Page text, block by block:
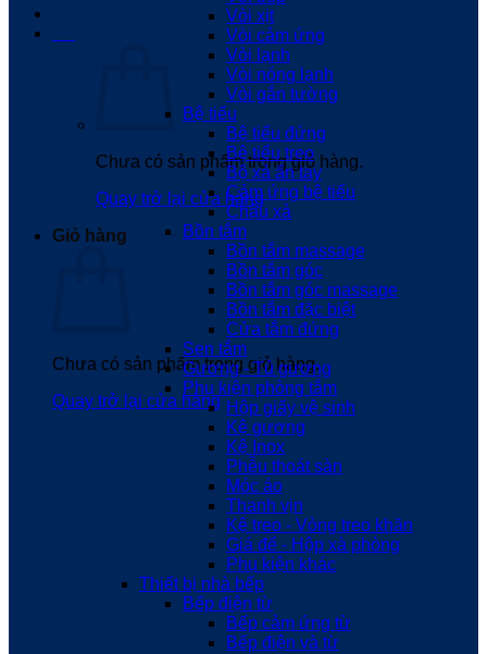
Chưa có sản phẩm trong giỏ hàng.
Quay trở lại cửa hàng
Giỏ hàng
Chưa có sản phẩm trong giỏ hàng.
Quay trở lại cửa hàng
Vòi xịt
Vòi cảm ứng
Vòi lạnh
Vòi nóng lạnh
Vòi gắn tường
Bệ tiểu
Bệ tiểu đứng
Bệ tiểu treo
Bộ xả ấn tay
Cảm ứng bệ tiểu
Chậu xả
Bồn tắm
Bồn tắm massage
Bồn tắm góc
Bồn tắm góc massage
Bồn tắm đặc biệt
Cửa tắm đứng
Sen tắm
Gương - Tủ gương
Phụ kiện phòng tắm
Hộp giấy vệ sinh
Kệ gương
Kệ Inox
Phễu thoát sàn
Móc áo
Thanh vịn
Kệ treo - Vòng treo khăn
Giá để - Hộp xà phòng
Phụ kiện khác
Thiết bị nhà bếp
Bếp điện từ
Bếp cảm ứng từ
Bếp điện và từ